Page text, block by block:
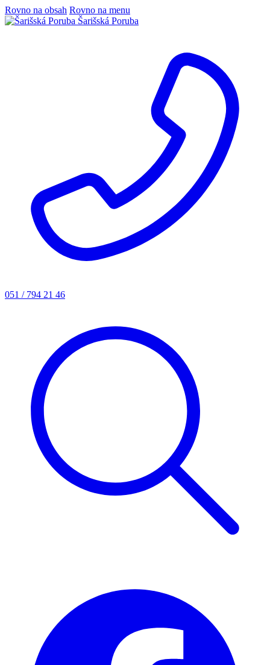
Rovno na obsah Rovno na menu
Šarišská Poruba
051 / 794 21 46